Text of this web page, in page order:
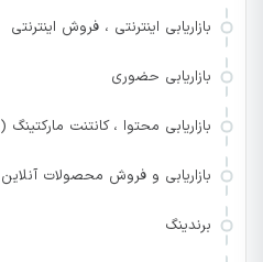
بازاریابی اینترنتی ، فروش اینترنتی
بازاریابی حضوری
بازاریابی محتوا ، کانتنت مارکتینگ (content marketing)
بازاریابی و فروش محصولات آنلاین
برندینگ